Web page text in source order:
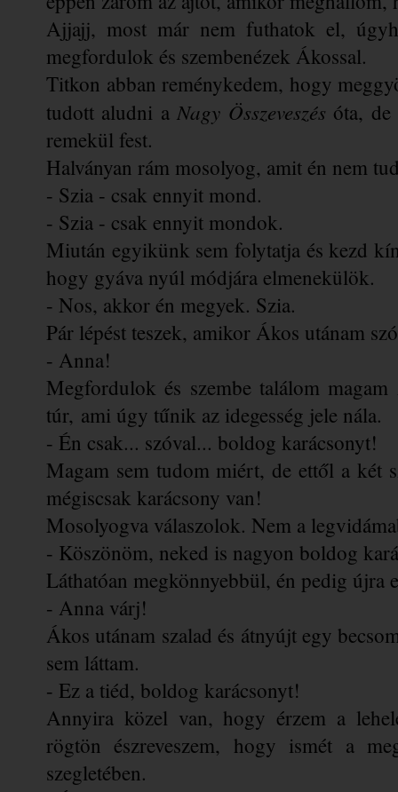
Ajjajj, most már nem futhatok el,
megfordulok és szembenézek Ákossal.
Titkon abban reménykedem, hogy
tudott aludni a Nagy Összeveszés óta,
remekül fest.
Halványan rám mosolyog, amit én nem
- Szia - csak ennyit mond.
- Szia - csak ennyit mondok.
Miután egyikünk sem folytatja és kezd
hogy gyáva nyúl módjára elmenekülök.
- Nos, akkor én megyek. Szia.
Pár lépést teszek, amikor Ákos utánam
- Anna!
Megfordulok és szembe találom
túr, ami úgy tűnik az idegesség jele nála.
- Én csak... szóval... boldog karácsonyt!
Magam sem tudom miért, de ettől a két
mégiscsak karácsony van!
Mosolyogva válaszolok. Nem a
- Köszönöm, neked is nagyon boldog
Láthatóan megkönnyebbül, én pedig újra
- Anna várj!
Ákos utánam szalad és átnyújt egy
sem láttam.
- Ez a tiéd, boldog karácsonyt!
Annyira közel van, hogy érzem a
rögtön észreveszem, hogy ismét a
szegletében.